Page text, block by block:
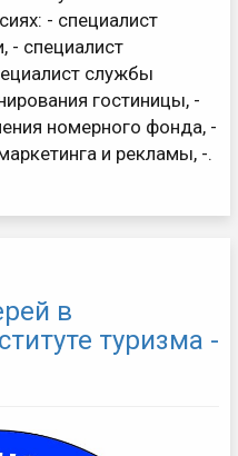
- специалист
- специалист
службы
гостиницы, -
номерного фонда, -
и рекламы, -.
в
туризма -